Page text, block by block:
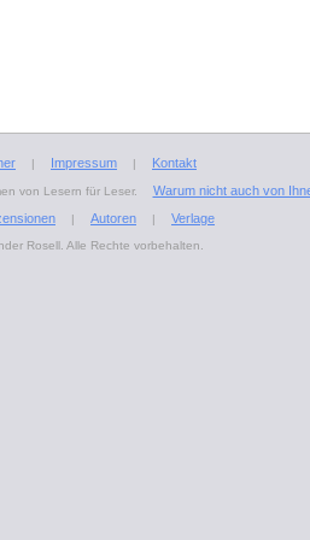
| Impressum | Kontakt
von Lesern für Leser.
Warum nicht auch von
| Autoren | Verlage
Rosell. Alle Rechte vorbehalten.